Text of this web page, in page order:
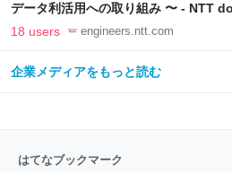
データ利活用への取り組み 〜 - NTT
Engineers' Blog
18 users engineers.ntt.com
企業メディアをもっと読む
はてなブックマーク